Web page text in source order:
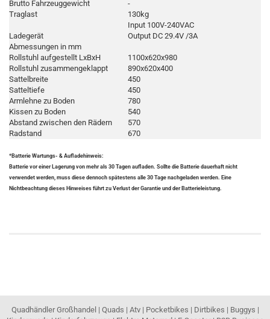
Brutto Fahrzeuggewicht
-
Traglast
130kg
Ladegerät
Input 100V-240VAC
Output DC 29.4V /3A
Abmessungen in mm
Rollstuhl aufgestellt LxBxH
1100x620x980
Rollstuhl zusammengeklappt
890x620x400
Sattelbreite
450
Satteltiefe
450
Armlehne zu Boden
780
Kissen zu Boden
540
Abstand zwischen den Rädern
570
Radstand
670
*Batterie Wartungs- & Aufladehinweis:
Batterie vor einer Lagerung von mehr als 30 Tagen aufladen. Sollte die Batterie dauerhaft nicht
verwendet werden, muss diese dennoch spätestens alle 30 Tage nachgeladen werden. Eine
Nichtbeachtung dieses Hinweises führt zu Verlust der Garantie und der Batterieleistung.
Quadhändler Großhandel | Quads | Atv | Pocketbikes | Dirtbikes | Buggys |